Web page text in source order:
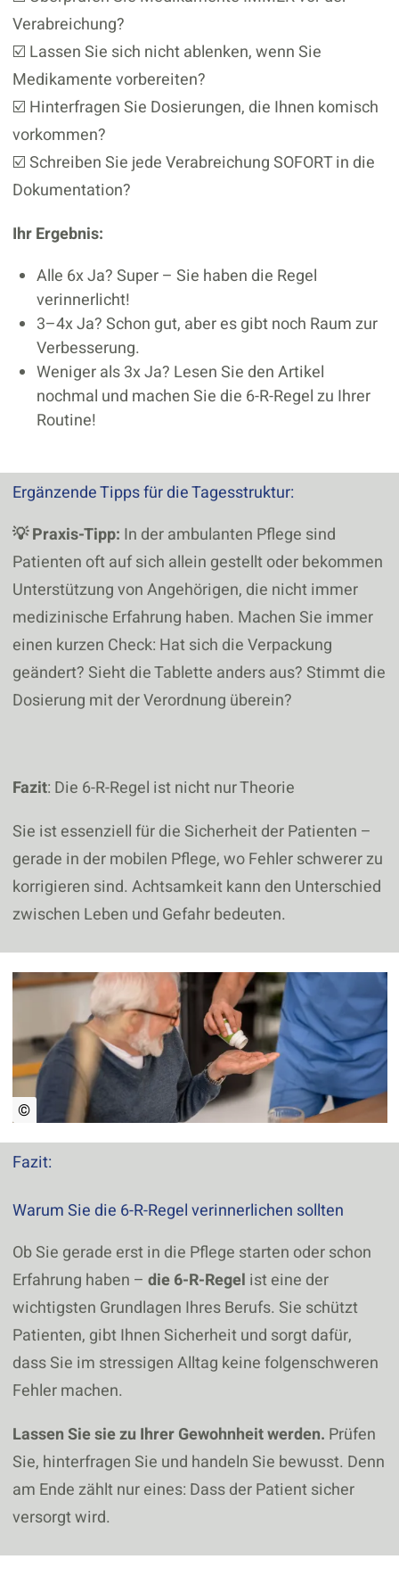
Verabreichung?
☑️ Lassen Sie sich nicht ablenken, wenn Sie
Medikamente vorbereiten?
☑️ Hinterfragen Sie Dosierungen, die Ihnen komisch
vorkommen?
☑️ Schreiben Sie jede Verabreichung SOFORT in die
Dokumentation?
Ihr Ergebnis:
Alle 6x Ja? Super – Sie haben die Regel
verinnerlicht!
3–4x Ja? Schon gut, aber es gibt noch Raum zur
Verbesserung.
Weniger als 3x Ja? Lesen Sie den Artikel
nochmal und machen Sie die 6-R-Regel zu Ihrer
Routine!
Ergänzende Tipps für die Tagesstruktur:
💡 Praxis-Tipp: In der ambulanten Pflege sind
Patienten oft auf sich allein gestellt oder bekommen
Unterstützung von Angehörigen, die nicht immer
medizinische Erfahrung haben. Machen Sie immer
einen kurzen Check: Hat sich die Verpackung
geändert? Sieht die Tablette anders aus? Stimmt die
Dosierung mit der Verordnung überein?
Fazit: Die 6-R-Regel ist nicht nur Theorie
Sie ist essenziell für die Sicherheit der Patienten –
gerade in der mobilen Pflege, wo Fehler schwerer zu
korrigieren sind. Achtsamkeit kann den Unterschied
zwischen Leben und Gefahr bedeuten.
©
Fazit:
Warum Sie die 6-R-Regel verinnerlichen sollten
Ob Sie gerade erst in die Pflege starten oder schon
Erfahrung haben – die 6-R-Regel ist eine der
wichtigsten Grundlagen Ihres Berufs. Sie schützt
Patienten, gibt Ihnen Sicherheit und sorgt dafür,
dass Sie im stressigen Alltag keine folgenschweren
Fehler machen.
Lassen Sie sie zu Ihrer Gewohnheit werden. Prüfen
Sie, hinterfragen Sie und handeln Sie bewusst. Denn
am Ende zählt nur eines: Dass der Patient sicher
versorgt wird.